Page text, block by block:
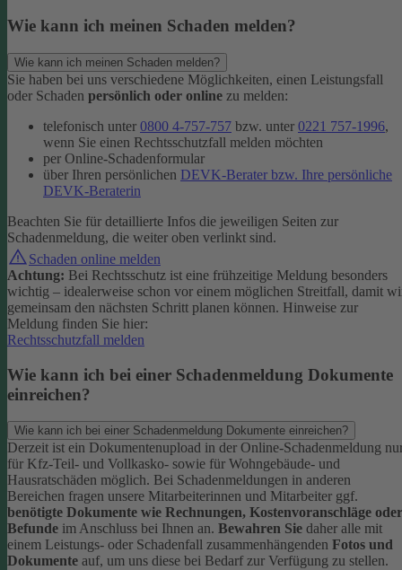
Wie kann ich meinen Schaden melden?
Wie kann ich meinen Schaden melden?
Sie haben bei uns verschiedene Möglichkeiten, einen Leistungsfall
oder Schaden persönlich oder online zu melden:
telefonisch unter 0800 4-757-757 bzw. unter 0221 757-1996,
wenn Sie einen Rechtsschutzfall melden möchten
per Online-Schadenformular
über Ihren persönlichen DEVK-Berater bzw. Ihre persönliche
DEVK-Beraterin
Beachten Sie für detaillierte Infos die jeweiligen Seiten zur
Schadenmeldung, die weiter oben verlinkt sind.
Schaden online melden
Achtung: Bei Rechtsschutz ist eine frühzeitige Meldung besonders
wichtig – idealerweise schon vor einem möglichen Streitfall, damit
gemeinsam den nächsten Schritt planen können. Hinweise zur
Meldung finden Sie hier:
Rechtsschutzfall melden
Wie kann ich bei einer Schadenmeldung Dokumente
einreichen?
Wie kann ich bei einer Schadenmeldung Dokumente einreichen?
Derzeit ist ein Dokumentenupload in der Online-Schadenmeldung
für Kfz-Teil- und Vollkasko- sowie für Wohngebäude- und
Hausratschäden möglich. Bei Schadenmeldungen in anderen
Bereichen fragen unsere Mitarbeiterinnen und Mitarbeiter ggf.
benötigte Dokumente wie Rechnungen, Kostenvoranschläge oder
Befunde im Anschluss bei Ihnen an. Bewahren Sie daher alle mit
einem Leistungs- oder Schadenfall zusammenhängenden Fotos und
Dokumente auf, um uns diese bei Bedarf zur Verfügung zu stellen.